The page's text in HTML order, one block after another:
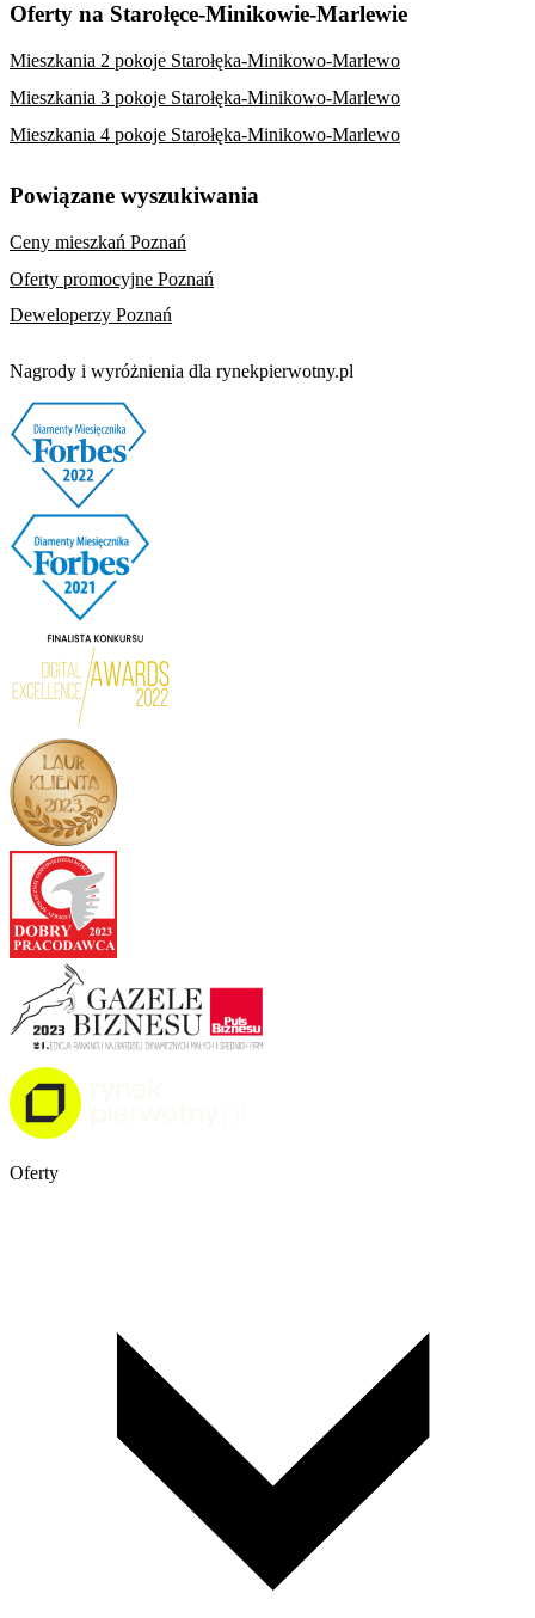
Oferty na Starołęce-Minikowie-Marlewie
Mieszkania 2 pokoje Starołęka-Minikowo-Marlewo
Mieszkania 3 pokoje Starołęka-Minikowo-Marlewo
Mieszkania 4 pokoje Starołęka-Minikowo-Marlewo
Powiązane wyszukiwania
Ceny mieszkań Poznań
Oferty promocyjne Poznań
Deweloperzy Poznań
Nagrody i wyróżnienia dla rynekpierwotny.pl
Oferty